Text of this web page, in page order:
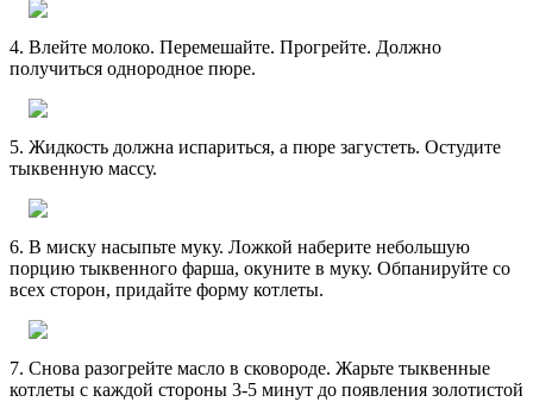
4. Влейте молоко. Перемешайте. Прогрейте. Должно
получиться однородное пюре.
5. Жидкость должна испариться, а пюре загустеть. Остудите
тыквенную массу.
6. В миску насыпьте муку. Ложкой наберите небольшую
порцию тыквенного фарша, окуните в муку. Обпанируйте со
всех сторон, придайте форму котлеты.
7. Снова разогрейте масло в сковороде. Жарьте тыквенные
котлеты с каждой стороны 3-5 минут до появления золотистой